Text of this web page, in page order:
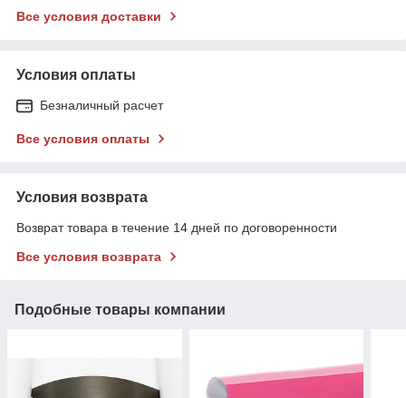
Все условия доставки
Условия оплаты
Безналичный расчет
Все условия оплаты
Условия возврата
Возврат товара в течение 14 дней по договоренности
Все условия возврата
Подобные товары компании